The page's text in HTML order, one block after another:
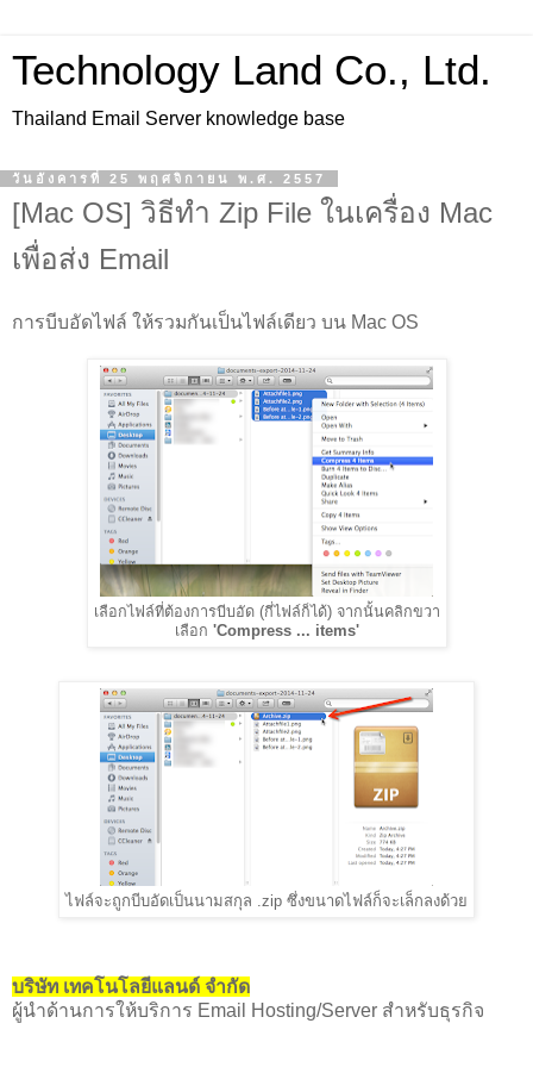
Technology Land Co., Ltd.
Thailand Email Server knowledge base
วันอังคารที่ 25 พฤศจิกายน พ.ศ. 2557
[Mac OS] วิธีทำ Zip File ในเครื่อง Mac
เพื่อส่ง Email
การบีบอัดไฟล์ ให้รวมกันเป็นไฟล์เดียว บน Mac OS
เลือกไฟล์ที่ต้องการบีบอัด (กี่ไฟล์ก็ได้) จากนั้นคลิกขวา
เลือก 'Compress ... items'
ไฟล์จะถูกบีบอัดเป็นนามสกุล .zip ซึ่งขนาดไฟล์ก็จะเล็กลงด้วย
บริษัท เทคโนโลยีแลนด์ จำกัด
ผู้นำด้านการให้บริการ Email Hosting/Server สำหรับธุรกิจ